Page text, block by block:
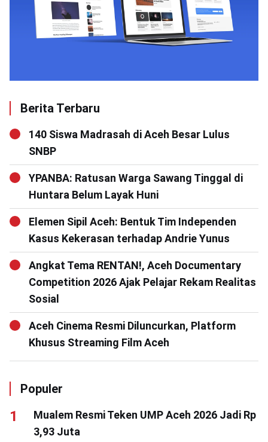
Berita Terbaru
140 Siswa Madrasah di Aceh Besar Lulus
SNBP
YPANBA: Ratusan Warga Sawang Tinggal di
Huntara Belum Layak Huni
Elemen Sipil Aceh: Bentuk Tim Independen
Kasus Kekerasan terhadap Andrie Yunus
Angkat Tema RENTAN!, Aceh Documentary
Competition 2026 Ajak Pelajar Rekam Realitas
Sosial
Aceh Cinema Resmi Diluncurkan, Platform
Khusus Streaming Film Aceh
Populer
Mualem Resmi Teken UMP Aceh 2026 Jadi Rp
3,93 Juta